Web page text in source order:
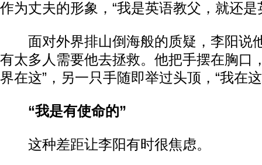
作为丈夫的形象，“我是英语教父，就还是
面对外界排山倒海般的质疑，李阳说
有太多人需要他去拯救。他把手摆在胸口
界在这”，另一只手随即举过头顶，“我在
“我是有使命的”
这种差距让李阳有时很焦虑。